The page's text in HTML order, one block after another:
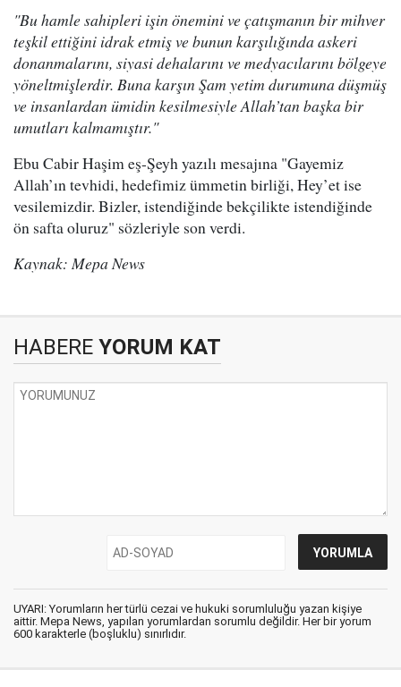
"Bu hamle sahipleri işin önemini ve çatışmanın bir mihver
teşkil ettiğini idrak etmiş ve bunun karşılığında askeri
donanmalarını, siyasi dehalarını ve medyacılarını bölgeye
yöneltmişlerdir. Buna karşın Şam yetim durumuna düşmüş
ve insanlardan ümidin kesilmesiyle Allah’tan başka bir
umutları kalmamıştır."
Ebu Cabir Haşim eş-Şeyh yazılı mesajına "Gayemiz
Allah’ın tevhidi, hedefimiz ümmetin birliği, Hey’et ise
vesilemizdir. Bizler, istendiğinde bekçilikte istendiğinde
ön safta oluruz" sözleriyle son verdi.
Kaynak: Mepa News
HABERE YORUM KAT
UYARI: Yorumların her türlü cezai ve hukuki sorumluluğu yazan kişiye
aittir. Mepa News, yapılan yorumlardan sorumlu değildir. Her bir yorum
600 karakterle (boşluklu) sınırlıdır.